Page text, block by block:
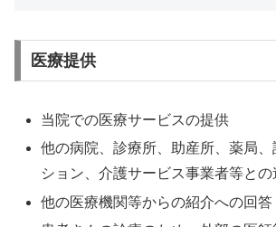
医療提供
当院での医療サービスの提供
他の病院、診療所、助産所、薬局
ション、介護サービス事業者等との
他の医療機関等からの紹介への回答